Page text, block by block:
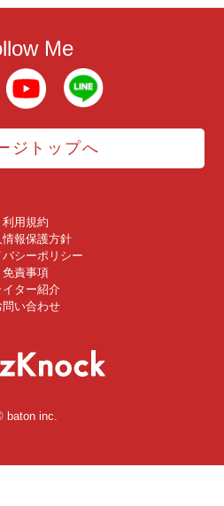
Me
ジトップへ
利用規約
情報保護方針
バシーポリシー
免責事項
イター紹介
問い合わせ
baton inc.